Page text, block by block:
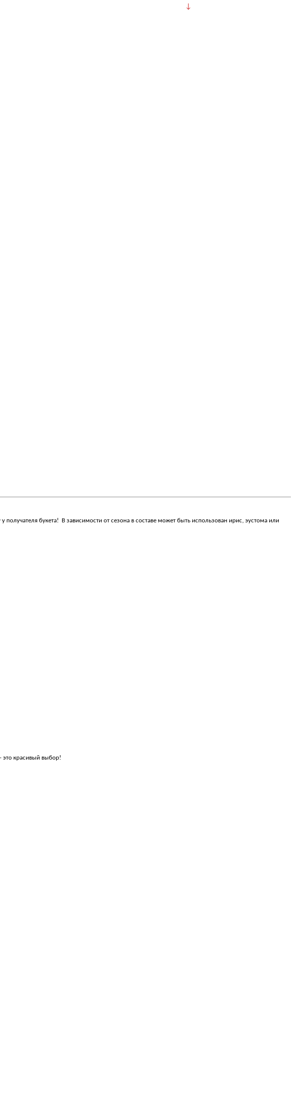
букета! В зависимости от сезона в составе может быть использован ирис, эустома или
это красивый выбор!